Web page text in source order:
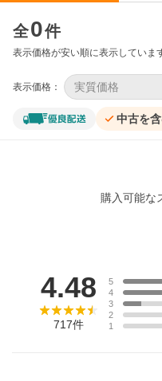
全0件
表示価格が安い順に表示していま
表示価格： 実質価格
中古を
購入可能な
4.48
717件
5
4
3
2
1